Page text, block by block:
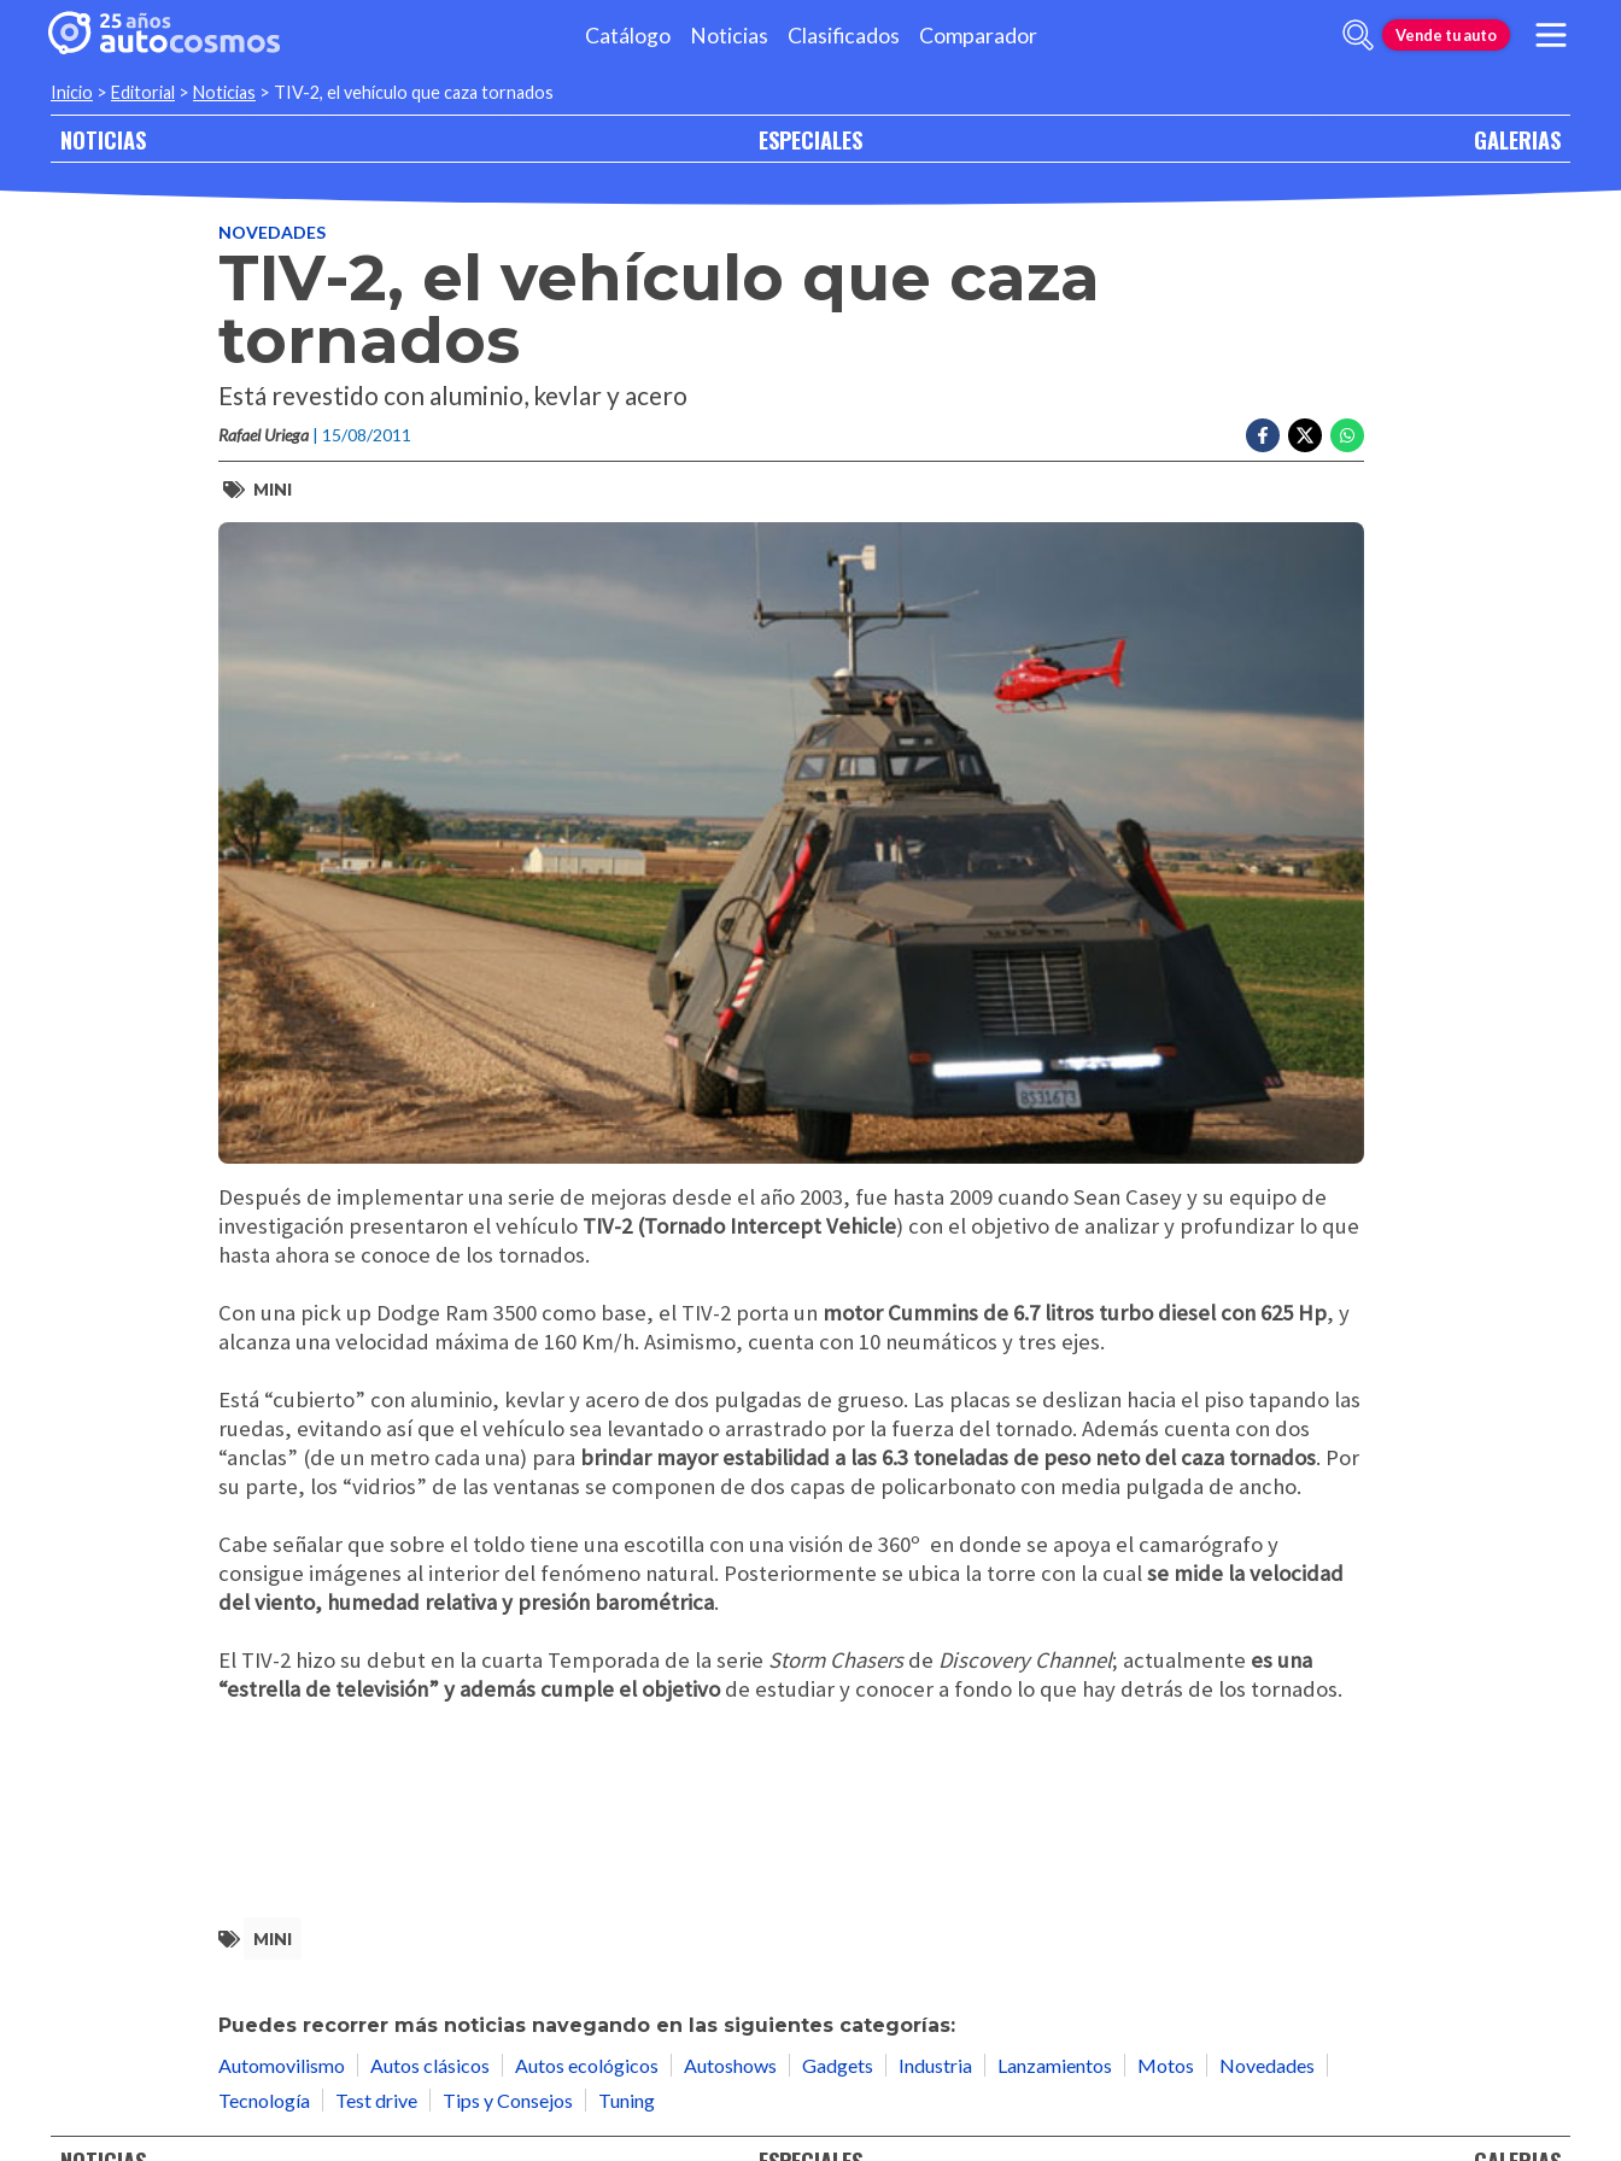
Catálogo Noticias Clasificados Comparador Vende tu auto
Inicio > Editorial > Noticias > TIV-2, el vehículo que caza tornados
NOTICIAS ESPECIALES GALERIAS
NOVEDADES
TIV-2, el vehículo que caza
tornados
Está revestido con aluminio, kevlar y acero
Rafael Uriega | 15/08/2011
MINI
Después de implementar una serie de mejoras desde el año 2003, fue hasta 2009 cuando Sean Casey y su equipo de
investigación presentaron el vehículo TIV-2 (Tornado Intercept Vehicle) con el objetivo de analizar y profundizar lo que
hasta ahora se conoce de los tornados.
Con una pick up Dodge Ram 3500 como base, el TIV-2 porta un motor Cummins de 6.7 litros turbo diesel con 625 Hp, y
alcanza una velocidad máxima de 160 Km/h. Asimismo, cuenta con 10 neumáticos y tres ejes.
Está “cubierto” con aluminio, kevlar y acero de dos pulgadas de grueso. Las placas se deslizan hacia el piso tapando las
ruedas, evitando así que el vehículo sea levantado o arrastrado por la fuerza del tornado. Además cuenta con dos
“anclas” (de un metro cada una) para brindar mayor estabilidad a las 6.3 toneladas de peso neto del caza tornados. Por
su parte, los “vidrios” de las ventanas se componen de dos capas de policarbonato con media pulgada de ancho.
Cabe señalar que sobre el toldo tiene una escotilla con una visión de 360º en donde se apoya el camarógrafo y
consigue imágenes al interior del fenómeno natural. Posteriormente se ubica la torre con la cualse mide la velocidad
del viento, humedad relativa y presión barométrica.
El TIV-2 hizo su debut en la cuarta Temporada de la serie Storm Chasersde Discovery Channel; actualmente es una
“estrella de televisión” y además cumple el objetivode estudiar y conocer a fondo lo que hay detrás de los tornados.
MINI
Puedes recorrer más noticias navegando en las siguientes categorías:
Automovilismo
Autos clásicos Autos ecológicos Autoshows Gadgets Industria Lanzamientos Motos
Novedades
Tecnología
Test drive Tips y Consejos Tuning